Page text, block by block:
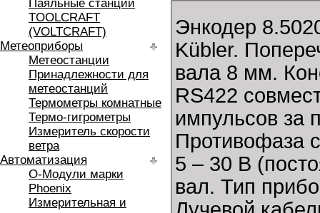
Паяльные станции
TOOLCRAFT
(VOLTCRAFT)
Метеоприборы
Метеостанции
Принадлежности для
метеостанций
Термометры комнатные
Термо-гигрометры
Измеритель скорости
ветра
Автоматизация
O-Модули марки
Phoenix
Измерительная и
Энкодер
Kübler.
вала 8 мм.
RS422
импульсов за
Противофаза
5 – 30 В
вал. Тип